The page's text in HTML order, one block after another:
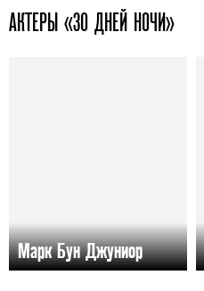
АКТЕРЫ «30 ДНЕЙ НОЧИ»
Марк Бун Джуниор